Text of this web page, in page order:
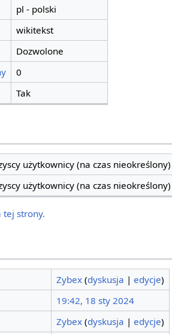
pl - polski
wikitekst
Dozwolone
0
Tak
użytkownicy (na czas nieokreślony)
użytkownicy (na czas nieokreślony)
tej strony.
Zybex (dyskusja | edycje)
19:42, 18 sty 2024
Zybex (dyskusja | edycje)